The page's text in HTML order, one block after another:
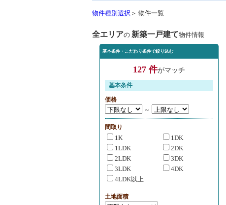
物件種別選択 ＞ 物件一覧
全エリアの 新築一戸建て物件情報
基本条件・こだわり条件で絞り込む
127 件がマッチ
基本条件
価格
～
間取り
1K
1DK
1LDK
2DK
2LDK
3DK
3LDK
4DK
4LDK以上
土地面積